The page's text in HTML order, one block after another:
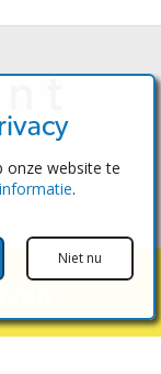
onze website te
.
Niet nu